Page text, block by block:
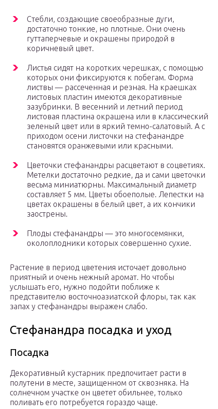
Стебли, создающие своеобразные дуги,
достаточно тонкие, но плотные. Они очень
гуттаперчевые и окрашены природой в
коричневый цвет.
Листья сидят на коротких черешках, с помощью
которых они фиксируются к побегам. Форма
листвы — рассеченная и резная. На краешках
листовых пластин имеются декоративные
зазубринки. В весенний и летний период
листовая пластина окрашена или в классический
зеленый цвет или в яркий темно-салатовый. А с
приходом осени листочки на стефанандре
становятся оранжевыми или красными.
Цветочки стефанандры расцветают в соцветиях.
Метелки достаточно редкие, да и сами цветочки
весьма миниатюрны. Максимальный диаметр
составляет 5 мм. Цветы обоеполые. Лепестки на
цветах окрашены в белый цвет, а их кончики
заострены.
Плоды стефанандры — это многосемянки,
околоплодники которых совершенно сухие.
Растение в период цветения источает довольно
приятный и очень нежный аромат. Но чтобы
услышать его, нужно подойти поближе к
представителю восточноазиатской флоры, так как
запах у стефанандры выражен слабо.
Стефанандра посадка и уход
Посадка
Декоративный кустарник предпочитает расти в
полутени в месте, защищенном от сквозняка. На
солнечном участке он цветет обильнее, только
поливать его потребуется гораздо чаще.